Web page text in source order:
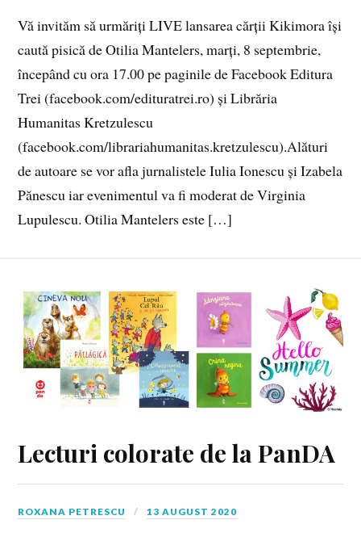
Vă invităm să urmăriți LIVE lansarea cărții Kikimora își
caută pisică de Otilia Mantelers, marți, 8 septembrie,
începând cu ora 17.00 pe paginile de Facebook Editura
Trei (facebook.com/edituratrei.ro) și Librăria
Humanitas Kretzulescu
(facebook.com/librariahumanitas.kretzulescu).Alături
de autoare se vor afla jurnalistele Iulia Ionescu și Izabela
Pănescu iar evenimentul va fi moderat de Virginia
Lupulescu. Otilia Mantelers este […]
Lecturi colorate de la PanDA
ROXANA PETRESCU 13 AUGUST 2020